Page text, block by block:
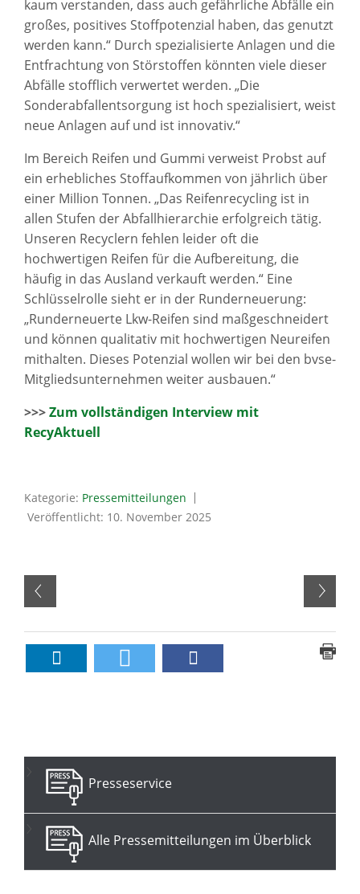
kaum verstanden, dass auch gefährliche Abfälle ein
großes, positives Stoffpotenzial haben, das genutzt
werden kann.“ Durch spezialisierte Anlagen und die
Entfrachtung von Störstoffen könnten viele dieser
Abfälle stofflich verwertet werden. „Die
Sonderabfallentsorgung ist hoch spezialisiert, weist
neue Anlagen auf und ist innovativ.“
Im Bereich Reifen und Gummi verweist Probst auf
ein erhebliches Stoffaufkommen von jährlich über
einer Million Tonnen. „Das Reifenrecycling ist in
allen Stufen der Abfallhierarchie erfolgreich tätig.
Unseren Recyclern fehlen leider oft die
hochwertigen Reifen für die Aufbereitung, die
häufig in das Ausland verkauft werden.“ Eine
Schlüsselrolle sieht er in der Runderneuerung:
„Runderneuerte Lkw-Reifen sind maßgeschneidert
und können qualitativ mit hochwertigen Neureifen
mithalten. Dieses Potenzial wollen wir bei den bvse-
Mitgliedsunternehmen weiter ausbauen.“
>>>Zum vollständigen Interview mit
RecyAktuell
Kategorie: Pressemitteilungen
Veröffentlicht: 10. November 2025
Presseservice
Alle Pressemitteilungen im Überblick